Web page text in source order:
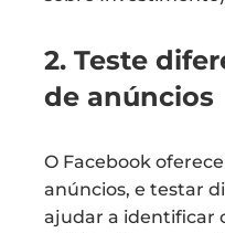
2. Teste
de anúncios
O Facebook
anúncios, e testar
ajudar a identificar